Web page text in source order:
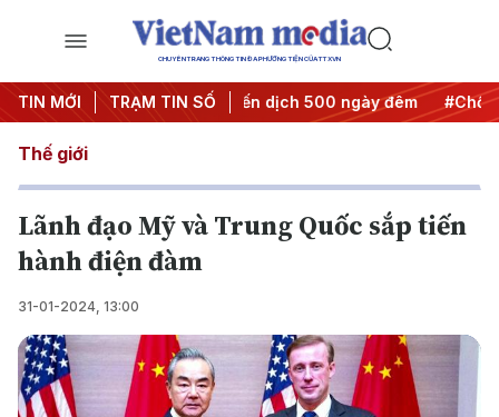
CHUYÊN TRANG THÔNG TIN ĐA PHƯƠNG TIỆN CỦA TTXVN
TIN MỚI TRẠM TIN SỐ
hành động #Chiến dịch 500 ngày đêm #Chống khai
Thế giới
Lãnh đạo Mỹ và Trung Quốc sắp tiến
hành điện đàm
31-01-2024, 13:00